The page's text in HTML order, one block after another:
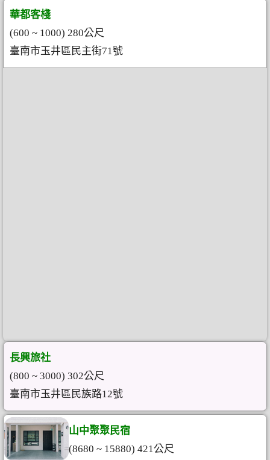
華都客棧
(600 ~ 1000) 280公尺
臺南市玉井區民主街71號
長興旅社
(800 ~ 3000) 302公尺
臺南市玉井區民族路12號
山中聚聚民宿
(8680 ~ 15880) 421公尺